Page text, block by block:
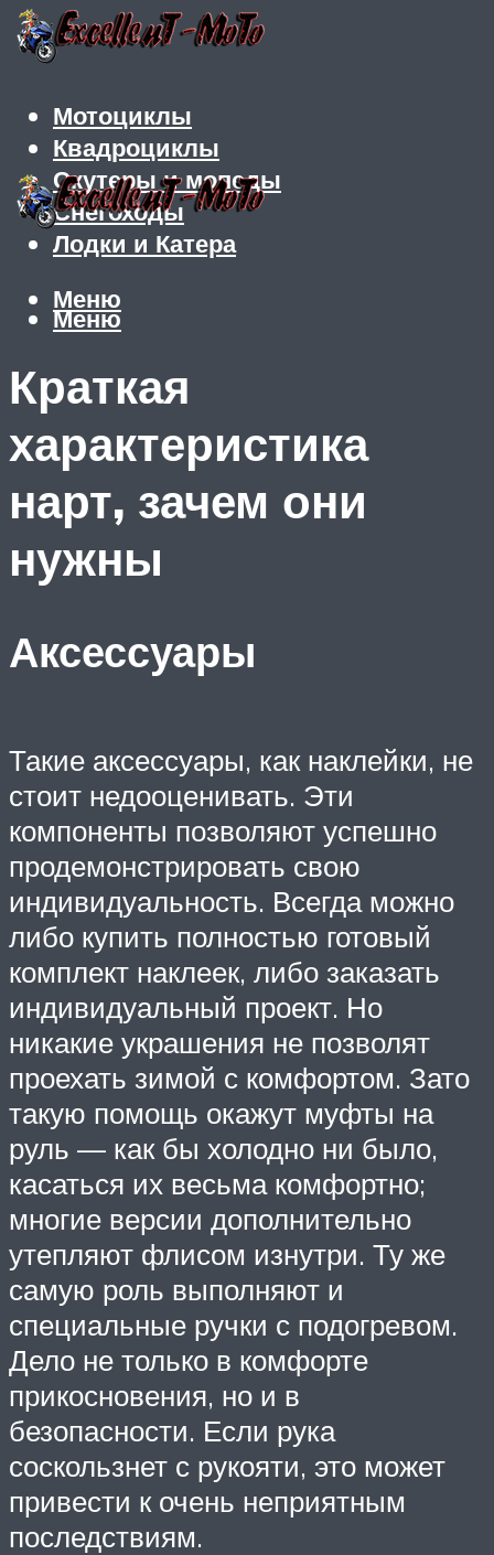
Мотоциклы
Квадроциклы
Скутеры и мопеды
Снегоходы
Лодки и Катера
Меню
Меню
Краткая
характеристика
нарт, зачем они
нужны
Аксессуары
Такие аксессуары, как наклейки, не
стоит недооценивать. Эти
компоненты позволяют успешно
продемонстрировать свою
индивидуальность. Всегда можно
либо купить полностью готовый
комплект наклеек, либо заказать
индивидуальный проект. Но
никакие украшения не позволят
проехать зимой с комфортом. Зато
такую помощь окажут муфты на
руль — как бы холодно ни было,
касаться их весьма комфортно;
многие версии дополнительно
утепляют флисом изнутри. Ту же
самую роль выполняют и
специальные ручки с подогревом.
Дело не только в комфорте
прикосновения, но и в
безопасности. Если рука
соскользнет с рукояти, это может
привести к очень неприятным
последствиям.